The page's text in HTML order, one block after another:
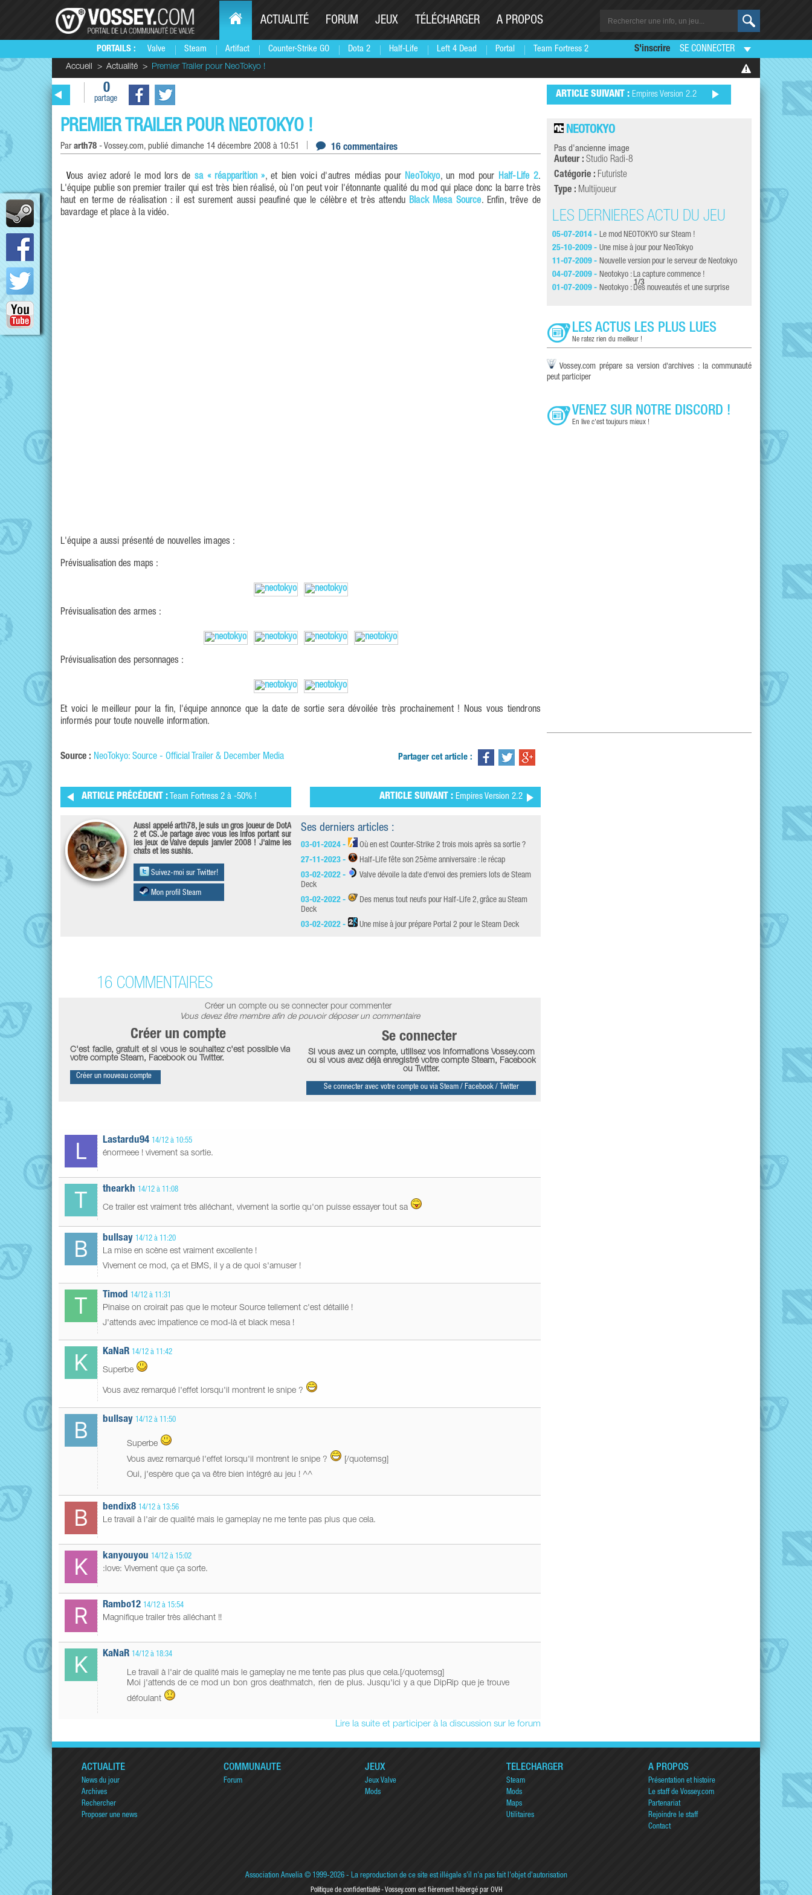
PORTAILS : Valve Steam Artifact Counter-Strike GO Dota 2 Half-Life Left 4 Dead Portal Team Fortress 2
ACTUALITÉ FORUM JEUX TÉLÉCHARGER A PROPOS
S'inscrire SE CONNECTER
Accueil Actualité Premier Trailer pour NeoTokyo !
0
partage
PREMIER TRAILER POUR NEOTOKYO !
Par arth78 - Vossey.com, publié dimanche 14 décembre 2008 à 10:51 16 commentaires
Vous aviez adoré le mod lors de sa « réapparition », et bien voici d'autres médias pour NeoTokyo, un mod pour Half-Life 2.
L'équipe publie son premier trailer qui est très bien réalisé, où l'on peut voir l'étonnante qualité du mod qui place donc la barre très
haut en terme de réalisation : il est surement aussi peaufiné que le célèbre et très attendu Black Mesa Source. Enfin, trêve de
bavardage et place à la vidéo.
L'équipe a aussi présenté de nouvelles images :
Prévisualisation des maps :
Prévisualisation des armes :
Prévisualisation des personnages :
Et voici le meilleur pour la fin, l'équipe annonce que la date de sortie sera dévoilée très prochainement ! Nous vous tiendrons
informés pour toute nouvelle information.
Source : NeoTokyo: Source - Official Trailer & December Media Partager cet article :
ARTICLE PRÉCÉDENT : Team Fortress 2 à -50% ! ARTICLE SUIVANT : Empires Version 2.2
Aussi appelé arth78, je suis un gros joueur de DotA
2 et CS. Je partage avec vous les infos portant sur
les jeux de Valve depuis janvier 2008 ! J'aime les
chats et les sushis.
Suivez-moi sur Twitter!
Mon profil Steam
Ses derniers articles :
03-01-2024 -
Où en est Counter-Strike 2 trois mois après sa sortie ?
27-11-2023 -
Half-Life fête son 25ème anniversaire : le récap
03-02-2022 -
Valve dévoile la date d'envoi des premiers lots de Steam
Deck
03-02-2022 -
Des menus tout neufs pour Half-Life 2, grâce au Steam
Deck
03-02-2022 -
Une mise à jour prépare Portal 2 pour le Steam Deck
16 COMMENTAIRES
Créer un compte ou se connecter pour commenter
Vous devez être membre afin de pouvoir déposer un commentaire
Créer un compte
C'est facile, gratuit et si vous le souhaitez c'est possible via
votre compte Steam, Facebook ou Twitter.
Créer un nouveau compte
Se connecter
Si vous avez un compte, utilisez vos informations Vossey.com
ou si vous avez déjà enregistré votre compte Steam, Facebook
ou Twitter.
Se connecter avec votre compte ou via Steam / Facebook / Twitter
Lastardu94 14/12 à 10:55
énormeee ! vivement sa sortie.
thearkh 14/12 à 11:08
Ce trailer est vraiment très alléchant, vivement la sortie qu'on puisse essayer tout sa
bullsay 14/12 à 11:20
La mise en scène est vraiment excellente !
Vivement ce mod, ça et BMS, il y a de quoi s'amuser !
Timod 14/12 à 11:31
Pinaise on croirait pas que le moteur Source tellement c'est détaillé !
J'attends avec impatience ce mod-là et black mesa !
KaNaR 14/12 à 11:42
Superbe
Vous avez remarqué l'effet lorsqu'il montrent le snipe ?
bullsay 14/12 à 11:50
Superbe
Vous avez remarqué l'effet lorsqu'il montrent le snipe ?
[/quotemsg]
Oui, j'espère que ça va être bien intégré au jeu ! ^^
bendix8 14/12 à 13:56
Le travail à l'air de qualité mais le gameplay ne me tente pas plus que cela.
kanyouyou 14/12 à 15:02
:love: Vivement que ça sorte.
Rambo12 14/12 à 15:54
Magnifique trailer très alléchant !!
KaNaR 14/12 à 18:34
Le travail à l'air de qualité mais le gameplay ne me tente pas plus que cela.[/quotemsg]
Moi j'attends de ce mod un bon gros deathmatch, rien de plus. Jusqu'ici y a que DipRip que je trouve
défoulant
Lire la suite et participer à la discussion sur le forum
ARTICLE SUIVANT : Empires Version 2.2
NEOTOKYO
Pas d'ancienne image
Auteur : Studio Radi-8
Catégorie : Futuriste
Type : Multijoueur
LES DERNIÈRES ACTU DU JEU
05-07-2014 - Le mod NEOTOKYO sur Steam !
25-10-2009 - Une mise à jour pour NeoTokyo
11-07-2009 - Nouvelle version pour le serveur de Neotokyo
04-07-2009 - Neotokyo : La capture commence !
01-07-2009 - Neotokyo : Des nouveautés et une surprise
LES
1/3
LES ACTUS LES PLUS LUES
Ne ratez rien du meilleur !
Vossey.com prépare sa version d'archives : la communauté
peut participer
VENEZ SUR NOTRE DISCORD !
En live c'est toujours mieux !
ACTUALITÉ
News du jour
Archives
Rechercher
Proposer une news
COMMUNAUTÉ
Forum
JEUX
Jeux Valve
Mods
TÉLÉCHARGER
Steam
Mods
Maps
Utilitaires
A PROPOS
Présentation et histoire
Le staff de Vossey.com
Partenariat
Rejoindre le staff
Contact
Association Anvelia© 1999-2026 - La reproduction de ce site est illégale s'il n'a pas fait l'objet d'autorisation
Politique de confidentialité Vossey.com est fièrement hébergé par OVH